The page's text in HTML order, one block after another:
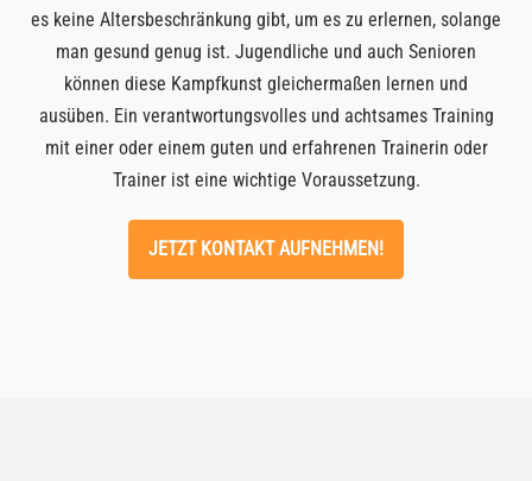
es keine Altersbeschränkung gibt, um es zu erlernen, solange
man gesund genug ist. Jugendliche und auch Senioren
können diese Kampfkunst gleichermaßen lernen und
ausüben. Ein verantwortungsvolles und achtsames Training
mit einer oder einem guten und erfahrenen Trainerin oder
Trainer ist eine wichtige Voraussetzung.
JETZT KONTAKT AUFNEHMEN!